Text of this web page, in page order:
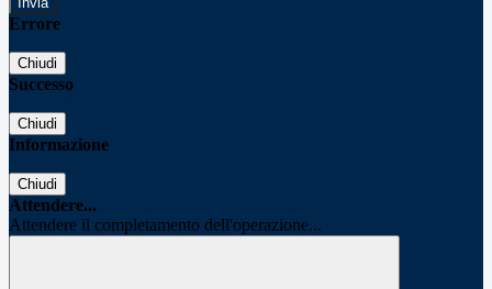
Errore
Chiudi
Successo
Chiudi
Informazione
Chiudi
Attendere...
Attendere il completamento dell'operazione...